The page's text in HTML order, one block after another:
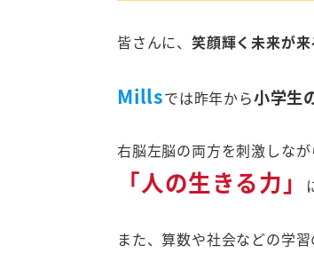
皆さんに、 笑顔輝く未来が来
Millsでは昨年から小学生
右脳左脳の両方を刺激しな
「人の生きる力」
また、算数や社会などの学